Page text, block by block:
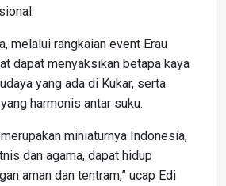
melalui rangkaian event Erau
dapat menyaksikan betapa kaya
yang ada di Kukar, serta
harmonis antar suku.
miniaturnya Indonesia,
dan agama, dapat hidup
aman dan tentram,” ucap Edi